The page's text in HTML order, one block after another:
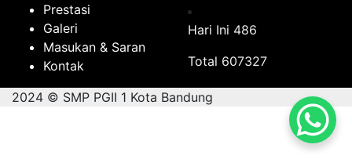
Prestasi
Galeri
Masukan & Saran
Kontak
Hari Ini 486
Total 607327
2024 © SMP PGII 1 Kota Bandung